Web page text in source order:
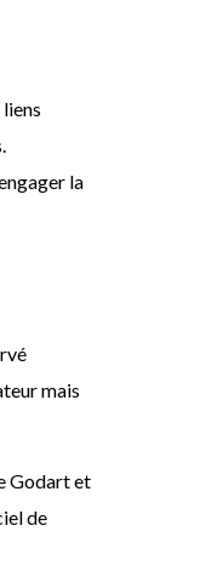
la
mais
Godart et
de